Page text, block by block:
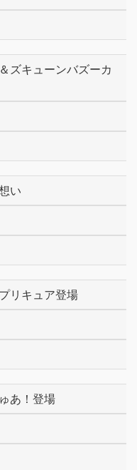
ズキューンバズーカ
い
リキュア登場
あ！登場